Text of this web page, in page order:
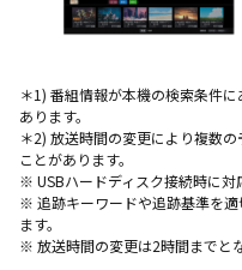
＊1) 番組情報が本機の検索条件
あります。
＊2) 放送時間の変更により複数
ことがあります。
※ USBハードディスク接続時に対
※ 追跡キーワードや追跡基準を
ます。
※ 放送時間の変更は2時間までとな